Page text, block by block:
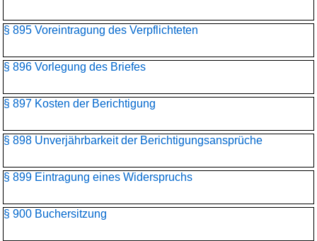
§ 895 Voreintragung des Verpflichteten
§ 896 Vorlegung des Briefes
§ 897 Kosten der Berichtigung
§ 898 Unverjährbarkeit der Berichtigungsansprüche
§ 899 Eintragung eines Widerspruchs
§ 900 Buchersitzung